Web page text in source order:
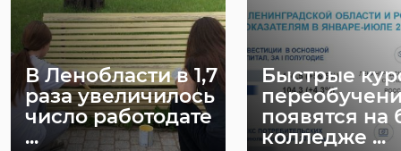
В Ленобласти в 1,7
раза увеличилось
число работодате
...
Быстрые
появятся на
колледже ...